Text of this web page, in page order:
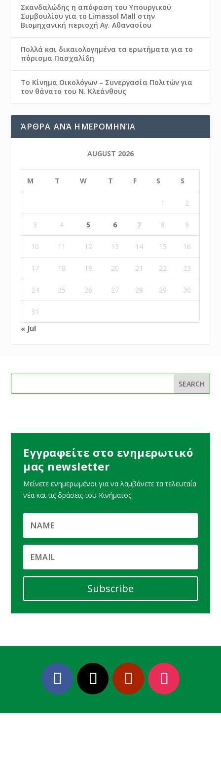
Σκανδαλώδης η απόφαση του Υπουργικού
Συμβουλίου για το Limassol Mall στην
Βιομηχανική περιοχή Αγ. Αθανασίου
Πολλά και δικαιολογημένα τα ερωτήματα για το
πόρισμα Πασχαλίδη
Το Κίνημα Οικολόγων – Συνεργασία Πολιτών για
τον θάνατο του Ν. Κλεάνθους
ΆΡΘΡΑ ΑΝΆ ΗΜΕΡΟΜΗΝΊΑ
AUGUST 2026
M T W T F S S
1 2
3 4 5 6 7 8 9
10 11 12 13 14 15 16
17 18 19 20 21 22 23
24 25 26 27 28 29 30
31
« Jul
Εγγραφείτε στο ενημερωτικό
μας newsletter
Μείνετε ενημερωμένοι για να λαμβάνετε τα τελευταία
νέα και τις δράσεις του Κινήματος
Subscribe